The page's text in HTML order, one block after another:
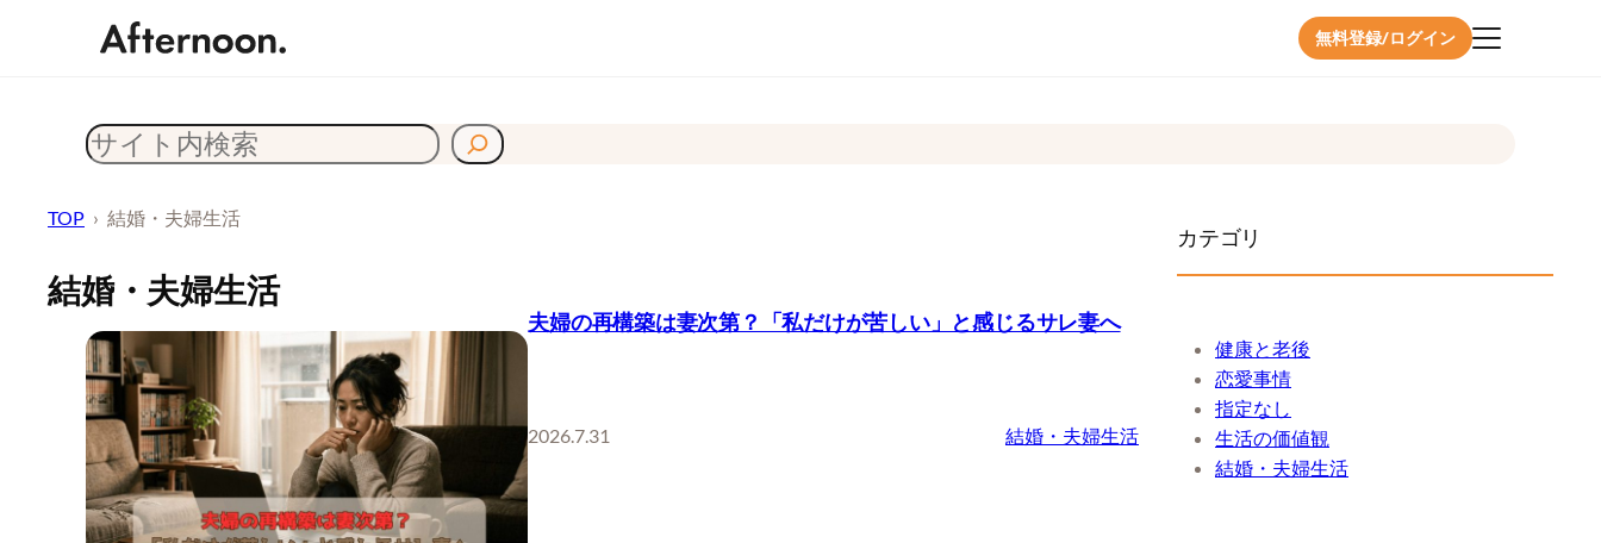
無料登録/ログイン
検
TOP › 結婚・夫婦生活
結婚・夫婦生活
夫婦の再構築は妻次第？「私だけが苦しい」と感じるサレ妻へ
2026.7.31 結婚・夫婦生活
カテゴリ
健康と老後
恋愛事情
指定なし
生活の価値観
結婚・夫婦生活